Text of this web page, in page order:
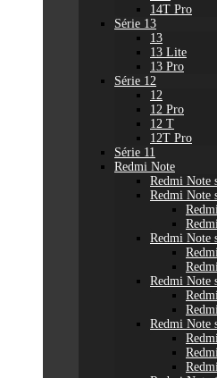
14T Pro
Série 13
13
13 Lite
13 Pro
Série 12
12
12 Pro
12 T
12T Pro
Série 11
Redmi Note
Redmi Note
Redmi Note
Redmi Note
Redmi Note
Redmi Note